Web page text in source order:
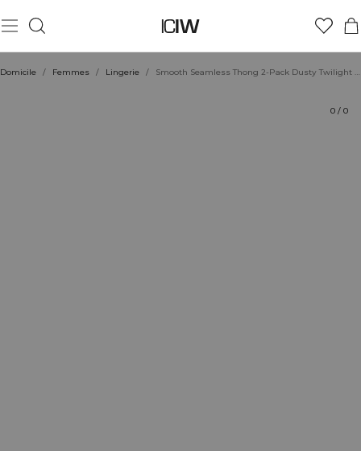
Domicile / Femmes / Lingerie / Smooth Seamless Thong 2-Pack Dusty Twilight Blue
0 / 0